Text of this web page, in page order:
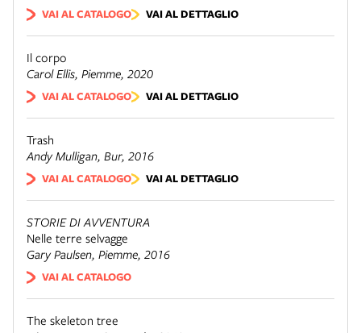
VAI AL CATALOGO VAI AL DETTAGLIO
Il corpo
Carol Ellis, Piemme, 2020
VAI AL CATALOGO VAI AL DETTAGLIO
Trash
Andy Mulligan, Bur, 2016
VAI AL CATALOGO VAI AL DETTAGLIO
STORIE DI AVVENTURA
Nelle terre selvagge
Gary Paulsen, Piemme, 2016
VAI AL CATALOGO
The skeleton tree